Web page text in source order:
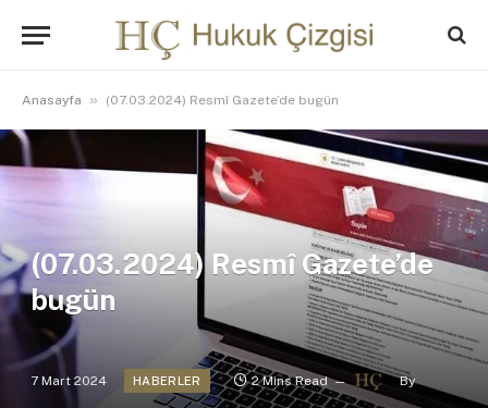
Anasayfa » (07.03.2024) Resmî Gazete’de bugün
(07.03.2024) Resmî Gazete’de
bugün
7 Mart 2024 HABERLER 2 Mins Read By